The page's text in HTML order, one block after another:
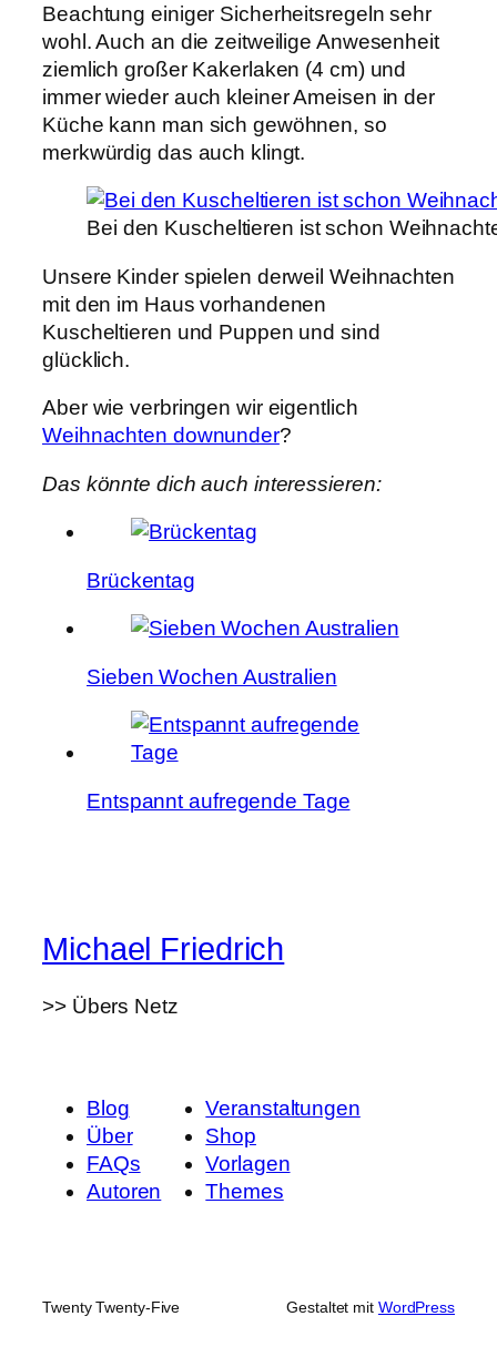
Beachtung einiger Sicherheitsregeln sehr
wohl. Auch an die zeitweilige Anwesenheit
ziemlich großer Kakerlaken (4 cm) und
immer wieder auch kleiner Ameisen in der
Küche kann man sich gewöhnen, so
merkwürdig das auch klingt.
Bei den Kuscheltieren ist schon
Unsere Kinder spielen derweil Weihnachten
mit den im Haus vorhandenen
Kuscheltieren und Puppen und sind
glücklich.
Aber wie verbringen wir eigentlich
Weihnachten downunder?
Das könnte dich auch interessieren:
Brückentag
Sieben Wochen Australien
Entspannt aufregende Tage
Michael Friedrich
>> Übers Netz
Blog
Über
FAQs
Autoren
Veranstaltungen
Shop
Vorlagen
Themes
Twenty Twenty-Five Gestaltet mit WordPress